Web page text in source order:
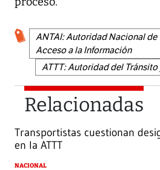
ANTAI: Autoridad Nacional de
Acceso a la Información
ATTT: Autoridad del Tránsito
Relacionadas
Transportistas cuestionan
en la ATTT
NACIONAL